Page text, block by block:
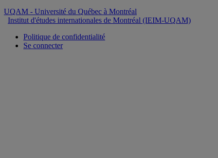
UQAM - Université du Québec à Montréal
Institut d'études internationales de Montréal (IEIM-UQAM)
Politique de confidentialité
Se connecter